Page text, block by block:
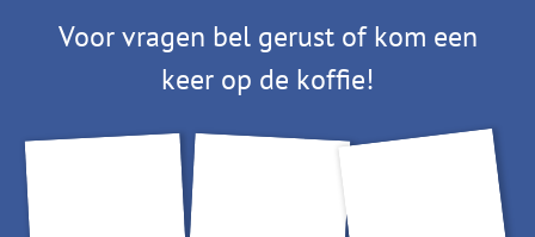
Voor vragen bel gerust of kom een
keer op de koffie!